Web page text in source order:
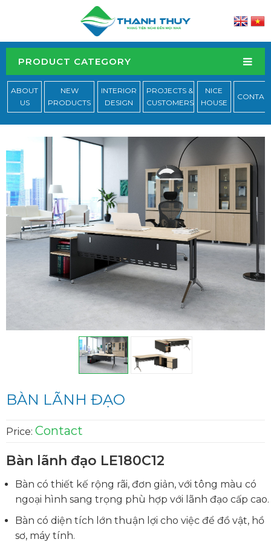
PRODUCT CATEGORY
ABOUT
US
NEW
PRODUCTS
INTERIOR
DESIGN
PROJECTS &
CUSTOMERS
NICE
HOUSE
BÀN LÃNH ĐẠO
Price: Contact
Bàn lãnh đạo LE180C12
Bàn có thiết kế rộng rãi, đơn giản, với tông màu có
ngoại hình sang trọng phù hợp với lãnh đạo cấp cao.
Bàn có diện tích lớn thuận lợi cho việc để đồ vật, hồ
sơ, máy tính.